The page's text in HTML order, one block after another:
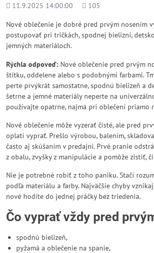
Pridané
11.9.2025 14:00:00
Počet
105
Nové oblečenie je dobré pred prvým nosením
postupovať pri tričkách, spodnej bielizni,
jemných materiáloch.
Rýchla odpoveď: Nové oblečenie pred prvým
štítku, oddelene alebo s podobnými farbami.
perte prvýkrát samostatne, spodnú bielizeň a
šetrne a jemné materiály neperte na
používajte opatrne, najmä pri oblečení priamo
Nové oblečenie môže vyzerať čisté, ale pred
oplatí vyprať. Prešlo výrobou, balením,
často aj skúšaním v predajni. Prvé pranie
z obalu, zvyšky z manipulácie a pomôže zistiť,
Nie je potrebné robiť z toho paniku. Stačí
podľa materiálu a farby. Najväčšie chyby
nové hodíte do jednej práčky bez triedenia.
Čo vyprať vždy pred
spodnú bielizeň,
pyžamá a oblečenie na spanie,